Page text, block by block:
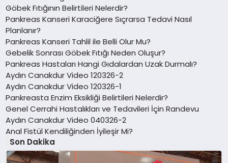
Göbek Fıtığının Belirtileri Nelerdir?
Pankreas Kanseri Karaciğere Sıçrarsa Tedavi Nasıl
Planlanır?
Pankreas Kanseri Tahlil ile Belli Olur Mu?
Gebelik Sonrası Göbek Fıtığı Neden Oluşur?
Pankreas Hastaları Hangi Gıdalardan Uzak Durmalı?
Aydın Canakdur Video 120326-2
Aydın Canakdur Video 120326-1
Pankreasta Enzim Eksikliği Belirtileri Nelerdir?
Genel Cerrahi Hastalıkları ve Tedavileri İçin Randevu
Aydın Canakdur Video 040326-2
Anal Fistül Kendiliğinden İyileşir Mi?
Son Dakika